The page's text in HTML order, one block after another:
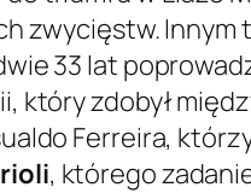
zwycięstw. Innym
33 lat
który zdobył
Ferreira,
, którego